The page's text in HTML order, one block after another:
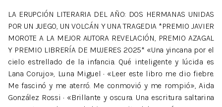
LA ERUPCIÓN LITERARIA DEL AÑO: DOS HERMANAS UNIDAS
POR UN JUEGO, UN VOLCÁN Y UNA TRAGEDIA *PREMIO JAVIER
MOROTE A LA MEJOR AUTORA REVELACIÓN, PREMIO AZAGAL
Y PREMIO LIBRERÍA DE MUJERES 2025* «Una yincana por el
cielo estrellado de la infancia. Qué inteligente y lúcida es
Lana Corujo», Luna Miguel · «Leer este libro me dio fiebre.
Me fascinó y me aterró. Me conmovió y me rompió», Aida
González Rossi · «Brillante y oscura. Una escritura saltarina